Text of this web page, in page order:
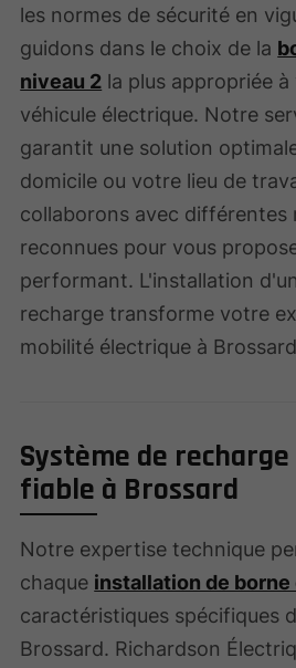
les normes de sécurité en
guidons dans le choix de la
niveau 2 la plus appropriée
véhicule électrique. Notre
garantit une solution
domicile ou votre lieu de
collaborons avec différentes
reconnues pour vous
performant. L'installation
recharge transforme votre
mobilité électrique à
Système de
fiable à Brossard
Notre expertise technique
chaque installation de borne
caractéristiques spécifiques
Brossard. Richardson